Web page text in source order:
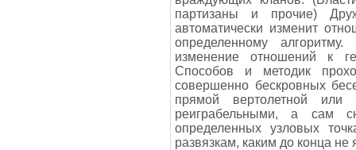
партизаны и прочие)
автоматически изменит
определенному
изменение отношений к
Способов и методик
совершенно бескровных
прямой вертолетной
реиграбельными, а сам
определенных узловых
развязкам, каким до конца не